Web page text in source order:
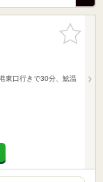
お気に入
りに追加
東口行きで30分、鯰温